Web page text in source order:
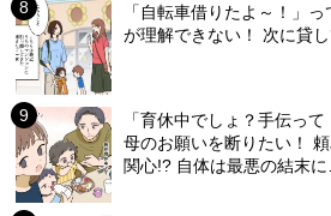
「自転車借りたよ～！」
が理解できない！ 次に貸
「育休中でしょ？手伝っ
母のお願いを断りたい！
関心!? 自体は最悪の結末に